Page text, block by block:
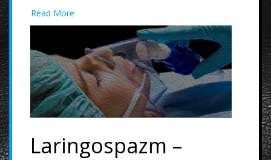
Read More
Laringospazm –